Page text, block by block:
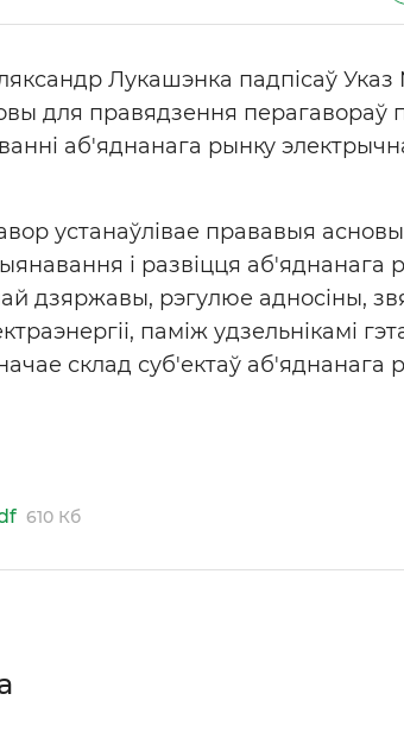
Лукашэнка падпісаў
для правядзення перагавораў
аб'яднанага рынку
устанаўлівае прававыя асновы
і развіцця аб'яднанага
дзяржавы, рэгулюе адносіны,
паміж удзельнікамі
склад суб'ектаў аб'яднанага
610 Кб